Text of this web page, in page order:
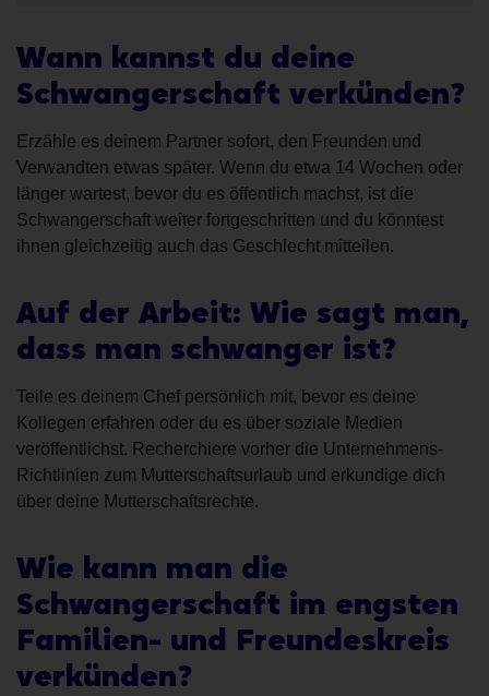
Wann kannst du deine
Schwangerschaft verkünden?
Erzähle es deinem Partner sofort, den Freunden und
Verwandten etwas später. Wenn du etwa 14 Wochen oder
länger wartest, bevor du es öffentlich machst, ist die
Schwangerschaft weiter fortgeschritten und du könntest
ihnen gleichzeitig auch das Geschlecht mitteilen.
Auf der Arbeit: Wie sagt man,
dass man schwanger ist?
Teile es deinem Chef persönlich mit, bevor es deine
Kollegen erfahren oder du es über soziale Medien
veröffentlichst. Recherchiere vorher die Unternehmens-
Richtlinien zum Mutterschaftsurlaub und erkundige dich
über deine Mutterschaftsrechte.
Wie kann man die
Schwangerschaft im engsten
Familien- und Freundeskreis
verkünden?